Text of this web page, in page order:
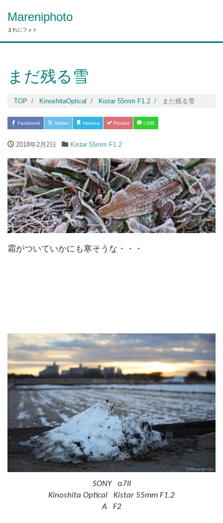
Mareniphoto
まれにフォト
まだ残る雪
TOP KinoshitaOptical Kistar 55mm F1.2 まだ残る雪
Facebook Twitter Hatena Pocket LINE
2018年2月2日 Kistar 55mm F1.2
霜がついていかにも寒そうな・・・
SONY α7II
Kinoshita Optical Kistar 55mm F1.2
A F2